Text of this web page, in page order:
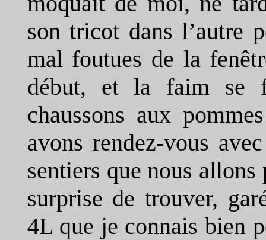
son tricot dans l’autre
mal foutues de la
début, et la faim se
chaussons aux
avons rendez-vous
sentiers que nous allons
surprise de trouver,
4L que je connais bien